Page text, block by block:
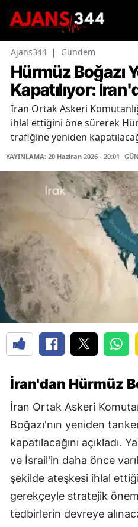
Ajans344 | Gündem
Hürmüz Boğazı
Kapatılıyor:
İran Ortak Askeri
ihlal ettiğini öne sürerek
trafiğine yeniden
YAYINLAMA: 20 Haziran 2026 - 20:01
İran'dan Hürmüz
İran Ortak Askeri
Boğazı'nın yeniden
kapatılacağını açıkladı.
ve İsrail'in daha önce
şekilde ateşkesi ihlal
gerekçeyle stratejik
tedbirlerin devreye